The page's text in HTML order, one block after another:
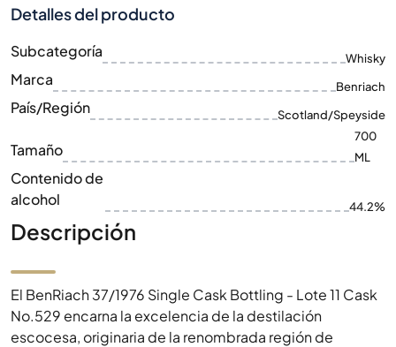
Detalles del producto
Subcategoría Whisky
Marca Benriach
País/Región Scotland/Speyside
Tamaño
700
ML
Contenido de
alcohol
44.2%
Descripción
El BenRiach 37/1976 Single Cask Bottling - Lote 11 Cask
No.529 encarna la excelencia de la destilación
escocesa, originaria de la renombrada región de